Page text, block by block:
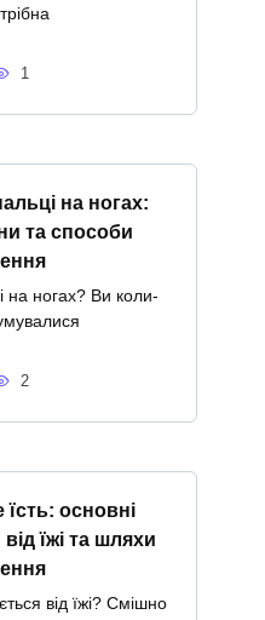
1
на ногах:
та способи
на ногах? Ви коли-
2
основні
їжі та шляхи
від їжі? Смішно